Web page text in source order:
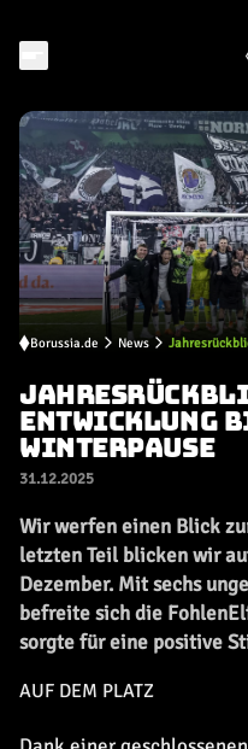
Borussia.de News
ENTWICKLUNG
WINTERPAUSE
31.12.2025
Wir werfen einen Blick
letzten Teil blicken wir
Dezember. Mit sechs
befreite sich die
sorgte für eine positive
AUF DEM PLATZ